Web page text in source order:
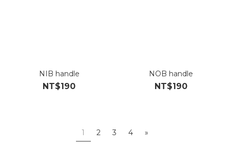
NIB handle
NT$190
NOB handle
NT$190
1 2 3 4 »